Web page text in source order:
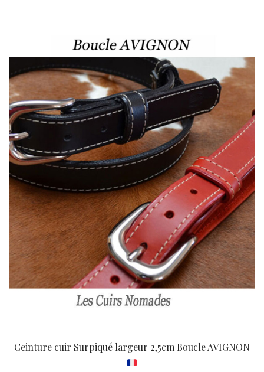
58,00 €
Ceinture cuir Surpiqué largeur 2,5cm Boucle AVIGNON